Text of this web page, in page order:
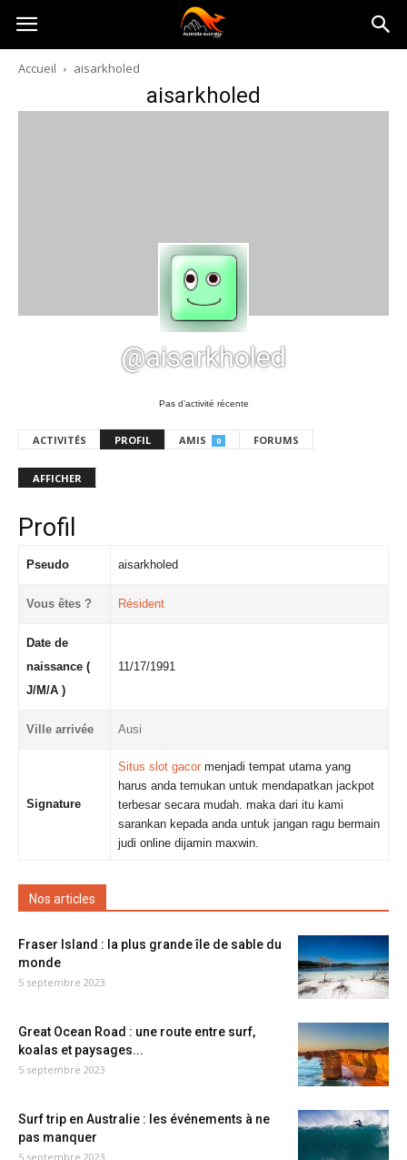
Australia-
australie.com
Accueil aisarkholed
aisarkholed
@aisarkholed
Pas d’activité récente
ACTIVITÉS PROFIL AMIS 0 FORUMS
AFFICHER
Profil
Pseudo aisarkholed
Vous êtes ? Résident
Date de
naissance (
J/M/A )
11/17/1991
Ville arrivée Ausi
Signature
Situs slot gacor menjadi tempat utama yang
harus anda temukan untuk mendapatkan jackpot
terbesar secara mudah. maka dari itu kami
sarankan kepada anda untuk jangan ragu bermain
judi online dijamin maxwin.
Nos articles
Fraser Island : la plus grande île de sable du
monde
5 septembre 2023
Great Ocean Road : une route entre surf,
koalas et paysages...
5 septembre 2023
Surf trip en Australie : les événements à ne
pas manquer
5 septembre 2023